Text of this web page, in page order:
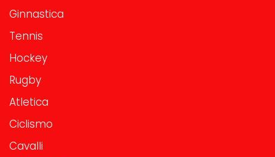
Ginnastica
Tennis
Hockey
Rugby
Atletica
Ciclismo
Cavalli